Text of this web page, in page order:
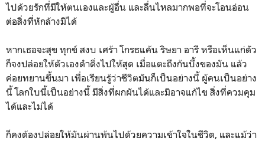
ไปด้วยรักที่มีให้ตนเองและผู้อื่น และลื่นไหลมากพอที่จะโอนอ่อน
ต่อสิ่งที่หักล้างมิได้
หากเธอจะสุข ทุกข์ สงบ เศร้า โกรธแค้น ริษยา อารี หรือเห็นแก่ตัว
ก็จงปล่อยให้ตัวเองดำดิ่งไปให้สุด เมื่อแตะถึงก้นบึ้งของมัน แล้ว
ค่อยทยานขึ้นมา เพื่อเรียนรู้ว่าชีวิตมันก็เป็นอย่างนี้ ผู้คนเป็นอย่าง
นี้ โลกใบนี้เป็นอย่างนี้ มีสิ่งที่ผกผันได้และมิอาจแก้ไข สิ่งที่ควมคุม
ได้และไม่ได้
ก็คงต้องปล่อยให้มันผ่านพ้นไปด้วยความเข้าใจในชีวิต, และแม้ว่า